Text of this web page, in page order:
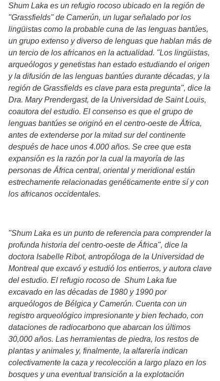
Shum Laka es un refugio rocoso ubicado en la región de
"Grassfields" de Camerún, un lugar señalado por los
lingüistas como la probable cuna de las lenguas bantúes,
un grupo extenso y diverso de lenguas que hablan más de
un tercio de los africanos en la actualidad. "Los lingüistas,
arqueólogos y genetistas han estado estudiando el origen
y la difusión de las lenguas bantúes durante décadas, y la
región de Grassfields es clave para esta pregunta", dice la
Dra. Mary Prendergast, de la Universidad de Saint Louis,
coautora del estudio. El consenso es que el grupo de
lenguas bantúes se originó en el centro-oeste de África,
antes de extenderse por la mitad sur del continente
después de hace unos 4.000 años. Se cree que esta
expansión es la razón por la cual la mayoría de las
personas de África central, oriental y meridional están
estrechamente relacionadas genéticamente entre sí y con
los africanos occidentales.
"Shum Laka es un punto de referencia para comprender la
profunda historia del centro-oeste de África", dice la
doctora Isabelle Ribot, antropóloga de la Universidad de
Montreal que excavó y estudió los entierros, y autora clave
del estudio. El refugio rocoso de Shum Laka fue
excavado en las décadas de 1980 y 1990 por
arqueólogos de Bélgica y Camerún. Cuenta con un
registro arqueológico impresionante y bien fechado, con
dataciones de radiocarbono que abarcan los últimos
30,000 años. Las herramientas de piedra, los restos de
plantas y animales y, finalmente, la alfarería indican
colectivamente la caza y recolección a largo plazo en los
bosques y una eventual transición a la explotación